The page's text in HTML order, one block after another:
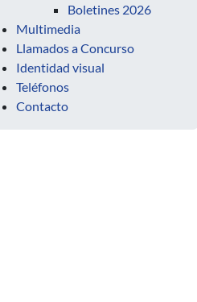
Boletines 2026
Multimedia
Llamados a Concurso
Identidad visual
Teléfonos
Contacto